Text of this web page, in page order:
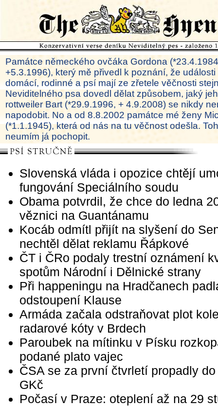
Památce německého ovčáka Gordona
+5.3.1996), který mě přivedl k poznání, že
domácí, rodinné a psí mají ze zřetele věčnosti
Neviditelného psa dovedl dělat způsobem, jaký
rottweiler Bart (*29.9.1996, + 4.9.2008) se nikdy
napodobit. No a od 8.8.2002 památce mé ženy
(*1.1.1945), která od nás na tu věčnost odešla.
neumím já pochopit.
Slovenská vláda i opozice chtějí
fungování Speciálního soudu
Obama potvrdil, že chce do ledna
věznici na Guantánamu
Kocáb odmítl přijít na slyšení do
nechtěl dělat reklamu Řápkové
ČT i ČRo podaly trestní oznámení
spotům Národní i Dělnické strany
Při happeningu na Hradčanech
odstoupení Klause
Armáda začala odstraňovat plot
radarové kóty v Brdech
Paroubek na mítinku v Písku
podané plato vajec
ČSA se za první čtvrletí propadly
GKč
Počasí v Praze: oteplení až na 29